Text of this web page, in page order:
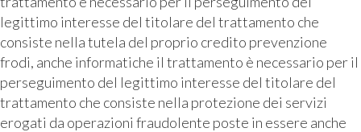
legittimo interesse del titolare del trattamento che
consiste nella tutela del proprio credito prevenzione
frodi, anche informatiche il trattamento è necessario per il
perseguimento del legittimo interesse del titolare del
trattamento che consiste nella protezione dei servizi
erogati da operazioni fraudolente poste in essere anche